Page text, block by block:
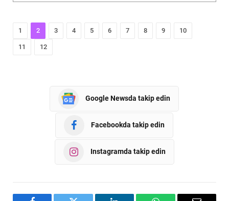
1 2 3 4 5 6 7 8 9 10
11 12
Google Newsda takip edin
Facebookda takip edin
Instagramda takip edin